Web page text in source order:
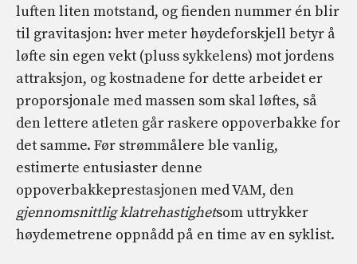
luften liten motstand, og fienden nummer én blir
til gravitasjon: hver meter høydeforskjell betyr å
løfte sin egen vekt (pluss sykkelens) mot jordens
attraksjon, og kostnadene for dette arbeidet er
proporsjonale med massen som skal løftes, så
den lettere atleten går raskere oppoverbakke for
det samme. Før strømmålere ble vanlig,
estimerte entusiaster denne
oppoverbakkeprestasjonen med VAM, den
gjennomsnittlig klatrehastighetsom uttrykker
høydemetrene oppnådd på en time av en syklist.